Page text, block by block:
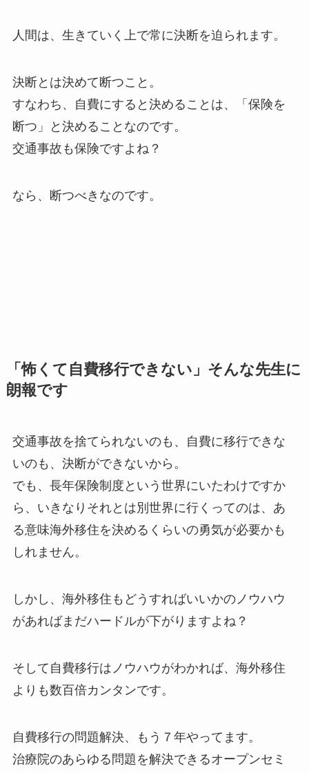
人間は、生きていく上で常に決断を迫られます。
決断とは決めて断つこと。
すなわち、自費にすると決めることは、「保険を
断つ」と決めることなのです。
交通事故も保険ですよね？
なら、断つべきなのです。
「怖くて自費移行できない」そんな先生に
朗報です
交通事故を捨てられないのも、自費に移行できな
いのも、決断ができないから。
でも、長年保険制度という世界にいたわけですか
ら、いきなりそれとは別世界に行くってのは、あ
る意味海外移住を決めるくらいの勇気が必要かも
しれません。
しかし、海外移住もどうすればいいかのノウハウ
があればまだハードルが下がりますよね？
そして自費移行はノウハウがわかれば、海外移住
よりも数百倍カンタンです。
自費移行の問題解決、もう７年やってます。
治療院のあらゆる問題を解決できるオープンセミ